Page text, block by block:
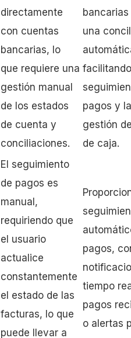
directamente
con cuentas
bancarias, lo
que requiere una
gestión manual
de los estados
de cuenta y
conciliaciones.
una
pagos y la
gestión
de caja.
El seguimiento
de pagos es
manual,
requiriendo que
el usuario
actualice
constantemente
el estado de las
facturas, lo que
puede llevar a
pagos,
tiempo
pagos
o alertas